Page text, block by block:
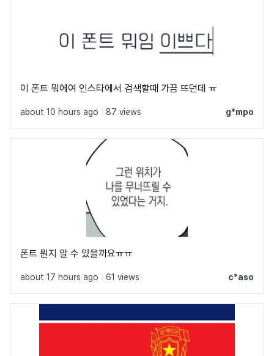
이 폰트 뭐에여 인스타에서 검색할때 가끔 뜨던데 ㅠ
about 10 hours ago 87 views g*mpo
폰트 뭔지 알 수 있을까요ㅠㅠ
about 17 hours ago 61 views c*aso